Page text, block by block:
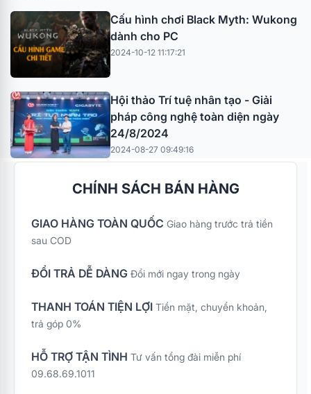
Cấu hình chơi Black Myth: Wukong
dành cho PC
2024-10-12 11:17:21
Hội thảo Trí tuệ nhân tạo - Giải
pháp công nghệ toàn diện ngày
24/8/2024
2024-08-27 09:49:16
CHÍNH SÁCH BÁN HÀNG
GIAO HÀNG TOÀN QUỐC Giao hàng trước trả tiền
sau COD
ĐỔI TRẢ DỄ DÀNG Đổi mới ngay trong ngày
THANH TOÁN TIỆN LỢI Tiền mặt, chuyển khoản,
trả góp 0%
HỖ TRỢ TẬN TÌNH Tư vấn tổng đài miễn phí
09.68.69.1011